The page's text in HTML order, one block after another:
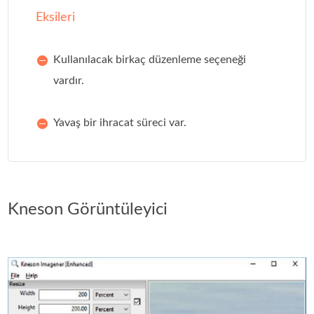
Eksileri
Kullanılacak birkaç düzenleme seçeneği
vardır.
Yavaş bir ihracat süreci var.
Kneson Görüntüleyici